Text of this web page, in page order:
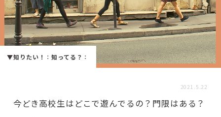
「場」
HAREL HAREL
活用事例
「モノ」
▼知りたい！ ：知ってる？ ：
2021.5.22
今どき高校生はどこで遊んでるの？門限はある？